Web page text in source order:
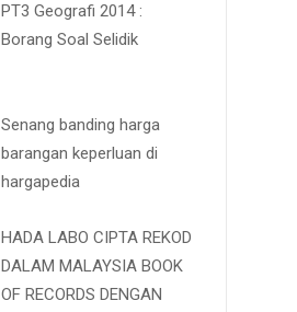
PT3 Geografi 2014 :
Borang Soal Selidik
Senang banding harga
barangan keperluan di
hargapedia
HADA LABO CIPTA REKOD
DALAM MALAYSIA BOOK
OF RECORDS DENGAN